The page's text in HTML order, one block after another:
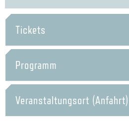
Tickets
Programm
Veranstaltungsort (Anfahrt)